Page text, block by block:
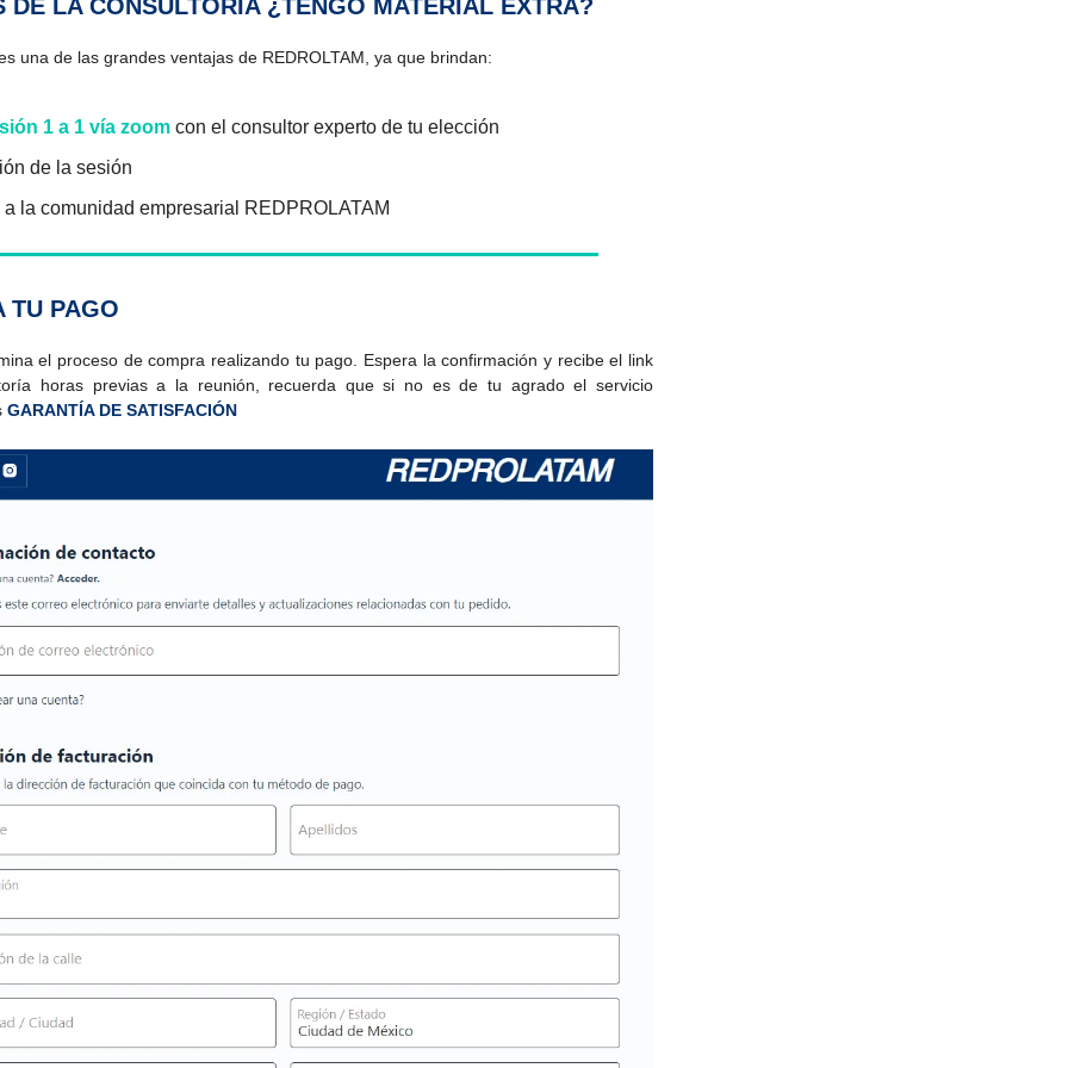
DE LA CONSULTORÍA ¿TENGO MATERIAL EXTRA?
una de las grandes ventajas de REDROLTAM, ya que brindan:
1 a 1 vía zoom con el consultor experto de tu elección
de la sesión
la comunidad empresarial REDPROLATAM
TU PAGO
el proceso de compra realizando tu pago. Espera la confirmación y recibe el link
horas previas a la reunión, recuerda que si no es de tu agrado el servicio
GARANTÍA DE SATISFACIÓN